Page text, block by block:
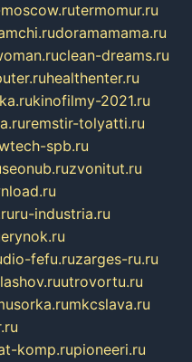
termomur.ru
doramamama.ru
clean-dreams.ru
healthenter.ru
kinofilmy-2021.ru
remstir-tolyatti.ru
spb.ru
seonub.ruzvonitut.ru
ru-industria.ru
erynok.ru
fefu.ruzarges-ru.ru
utrovortu.ru
mkcslava.ru
komp.rupioneeri.ru